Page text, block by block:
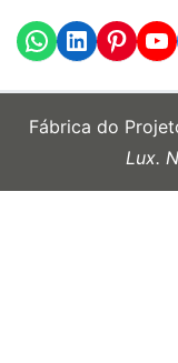
Fábrica do
Lux.